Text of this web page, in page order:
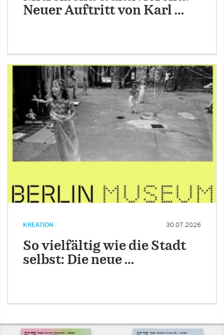
Neuer Auftritt von Karl …
KREATION 30.07.2026
So vielfältig wie die Stadt
selbst: Die neue …